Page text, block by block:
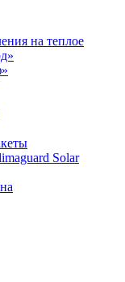
на теплое
Solar